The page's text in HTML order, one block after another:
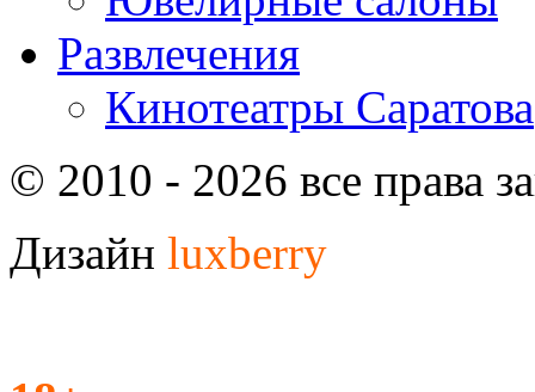
Развлечения
Кинотеатры Саратова
© 2010 - 2026 все права
Дизайн luxberry